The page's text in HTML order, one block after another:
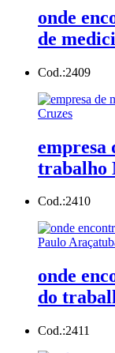
onde
de
Cod.:2409
empresa
trabalho
Cod.:2410
onde
do
Cod.:2411